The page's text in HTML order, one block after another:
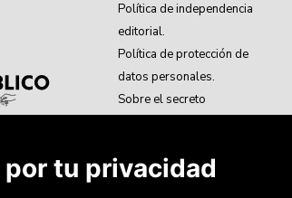
Política de independencia
editorial.
Política de protección de
datos personales.
Sobre el secreto
rectificación.
tu privacidad